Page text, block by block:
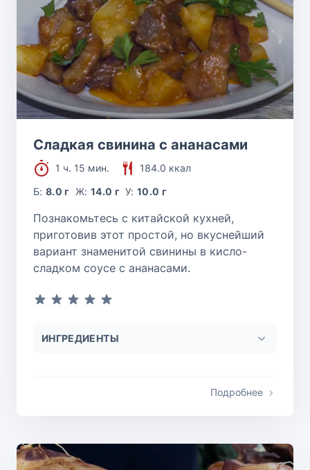
Сладкая свинина с ананасами
1 ч. 15 мин.
184.0 ккал
Б:8.0 г Ж: 14.0 г У:10.0 г
Познакомьтесь с китайской кухней,
приготовив этот простой, но вкуснейший
вариант знаменитой свинины в кисло-
сладком соусе с ананасами.
ИНГРЕДИЕНТЫ
Подробнее